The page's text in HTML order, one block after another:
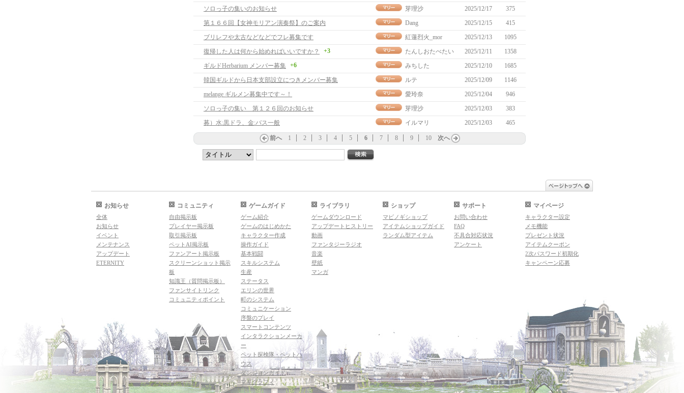
ソロっ子の集いのお知らせ
芽理沙 2025/12/17
375
第１６６回【女神モリアン演奏祭】のご案内
Dang 2025/12/15
415
ブリレフや太古などなどでフレ募集です
紅蓮烈火_mor 2025/12/13
1095
復帰した人は何から始めればいいですか？
+3 たんしおたべたい 2025/12/11
1358
ギルドHerbarium メンバー募集 +6 みちした 2025/12/10
1685
韓国ギルドから日本支部設立につきメンバー募集
ルテ 2025/12/09
1146
melange ギルメン募集中です～！
愛玲奈 2025/12/04
946
ソロっ子の集い 第１２６回のお知らせ
芽理沙 2025/12/03
383
募）水:黒ドラ、金:バス一般
イルマリ 2025/12/03 465
前へ 1 2 3 4 5 6 7 8 9 10 次へ
お知らせ
全体
お知らせ
イベント
メンテナンス
アップデート
ETERNITY
コミュニティ
自由掲示板
プレイヤー掲示板
取引掲示板
ペットAI掲示板
ファンアート掲示板
スクリーンショット掲示
板
知識王（質問掲示板）
ファンサイトリンク
コミュニティポイント
ゲームガイド
ゲーム紹介
ゲームのはじめかた
キャラクター作成
操作ガイド
基本戦闘
スキルシステム
生産
ステータス
エリンの世界
町のシステム
コミュニケーション
序盤のプレイ
スマートコンテンツ
インタラクションメーカ
ー
ペット探検隊・ペットハ
ウス
ダンジョンガイド
マギグラフィ
ライブラリ
ゲームダウンロード
アップデートヒストリー
動画
ファンタジーラジオ
音楽
壁紙
マンガ
ショップ
マビノギショップ
アイテムショップガイド
ランダム型アイテム
サポート
お問い合わせ
FAQ
不具合対応状況
アンケート
マイページ
キャラクター設定
メモ機能
プレゼント状況
アイテムクーポン
2次パスワード初期化
キャンペーン応募